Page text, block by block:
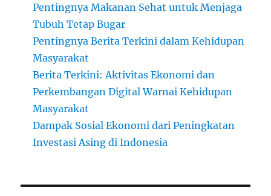
Pentingnya Makanan Sehat untuk Menjaga
Tubuh Tetap Bugar
Pentingnya Berita Terkini dalam Kehidupan
Masyarakat
Berita Terkini: Aktivitas Ekonomi dan
Perkembangan Digital Warnai Kehidupan
Masyarakat
Dampak Sosial Ekonomi dari Peningkatan
Investasi Asing di Indonesia